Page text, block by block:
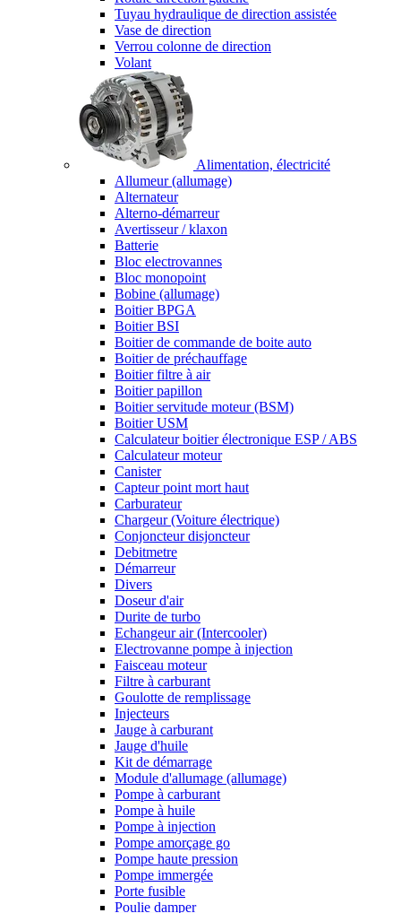
Tuyau hydraulique de direction assistée
Vase de direction
Verrou colonne de direction
Volant
Alimentation, électricité
Allumeur (allumage)
Alternateur
Alterno-démarreur
Avertisseur / klaxon
Batterie
Bloc electrovannes
Bloc monopoint
Bobine (allumage)
Boitier BPGA
Boitier BSI
Boitier de commande de boite auto
Boitier de préchauffage
Boitier filtre à air
Boitier papillon
Boitier servitude moteur (BSM)
Boitier USM
Calculateur boitier électronique ESP / ABS
Calculateur moteur
Canister
Capteur point mort haut
Carburateur
Chargeur (Voiture électrique)
Conjoncteur disjoncteur
Debitmetre
Démarreur
Divers
Doseur d'air
Durite de turbo
Echangeur air (Intercooler)
Electrovanne pompe à injection
Faisceau moteur
Filtre à carburant
Goulotte de remplissage
Injecteurs
Jauge à carburant
Jauge d'huile
Kit de démarrage
Module d'allumage (allumage)
Pompe à carburant
Pompe à huile
Pompe à injection
Pompe amorçage go
Pompe haute pression
Pompe immergée
Porte fusible
Poulie damper